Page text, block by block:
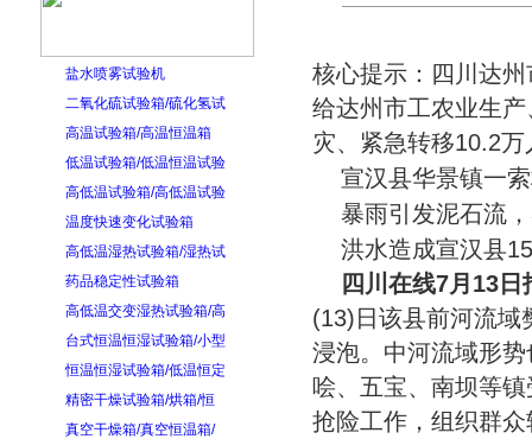
盐水喷雾试验机
二氧化硫试验箱/硫化氢试
高温试验箱/高温恒温箱
低温试验箱/低温恒温试验
高低温试验箱/高低温试验
温度快速变化试验箱
高低温湿热试验箱/湿热试
药品稳定性试验箱
高低温交变湿热试验箱/高
台式恒温恒湿试验箱/小型
恒温恒湿试验箱/低温恒定
精密干燥试验箱/烘箱/恒
真空干燥箱/真空恒温箱/
核心提示：四川达
给达州市工农业生
灾、紧急转移10.2
宣汉县华景镇一
暴雨引发泥石流
洪水造成宣汉县
四川在线7月13日
(13)日该县前河流域
浸泡。中河流域形
哙、五宝、南坝等
抢险工作，组织群